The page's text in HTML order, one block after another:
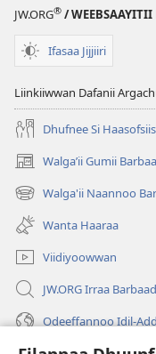
JW.ORG® /
Ifasaa Jijjiiri
Liinkiiwwan Dafanii
Dhufnee Si
Walgaʼii Gumii
(opens
new
window)
Walga'ii Naannoo
(opens
new
window)
Wanta Haaraa
Viidiyoowwan
JW.ORG Irraa
Odeeffannoo Idil-